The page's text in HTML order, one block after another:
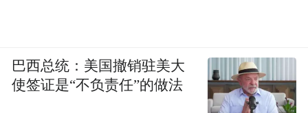
巴西总统：美国撤销驻美大
使签证是“不负责任”的做法